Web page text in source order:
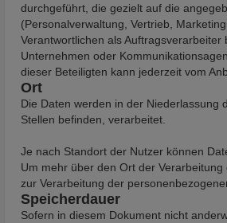
durchgeführt, die gezielt auf die
(Personalverwaltung, Vertrieb,
Verantwortlichen als
Unternehmen oder
dieser Beteiligten kann jederzeit vom
Ort
Die Daten werden in der Niederlassung
Stellen befinden, verarbeitet.
Je nach Standort der Nutzer können
Um mehr über den Ort der
zur Verarbeitung der
Speicherdauer
Sofern in diesem Dokument nicht